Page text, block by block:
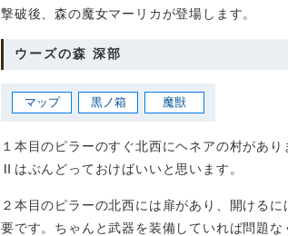
撃破後、森の魔女マーリカが登場します。
ウーズの森 深部
マップ 黒ノ箱 魔獣
１本目のピラーのすぐ北西にヘネアの村があ
Ⅱ はぶんどっておけばいいと思います。
２本目のピラーの北西には扉があり、開ける
要です。ちゃんと武器を装備していれば問題